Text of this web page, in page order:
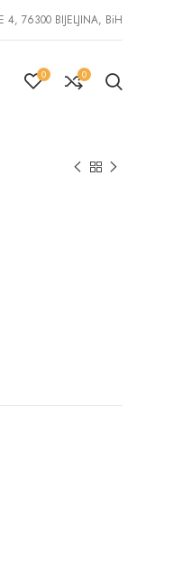
4, 76300 BIJELJINA, BiH
0 0